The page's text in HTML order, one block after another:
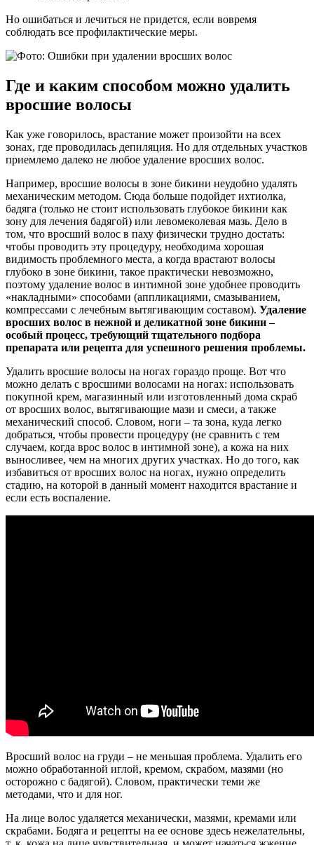
Но ошибаться и лечиться не придется, если вовремя
соблюдать все профилактические меры.
Где и каким способом можно удалить
вросшие волосы
Как уже говорилось, врастание может произойти на всех
зонах, где проводилась депиляция. Но для отдельных участков
приемлемо далеко не любое удаление вросших волос.
Например, вросшие волосы в зоне бикини неудобно удалять
механическим методом. Сюда больше подойдет ихтиолка,
бадяга (только не стоит использовать глубокое бикини как
зону для лечения бадягой) или левомеколевая мазь. Дело в
том, что вросший волос в паху физически трудно достать:
чтобы проводить эту процедуру, необходима хорошая
видимость проблемного места, а когда врастают волосы
глубоко в зоне бикини, такое практически невозможно,
поэтому удаление волос в интимной зоне удобнее проводить
«накладными» способами (аппликациями, смазыванием,
компрессами с лечебным вытягивающим составом). Удаление
вросших волос в нежной и деликатной зоне бикини –
особый процесс, требующий тщательного подбора
препарата или рецепта для успешного решения проблемы.
Удалить вросшие волосы на ногах гораздо проще. Вот что
можно делать с вросшими волосами на ногах: использовать
покупной крем, магазинный или изготовленный дома скраб
от вросших волос, вытягивающие мази и смеси, а также
механический способ. Словом, ноги – та зона, куда легко
добраться, чтобы провести процедуру (не сравнить с тем
случаем, когда врос волос в интимной зоне), а кожа на них
выносливее, чем на многих других участках. Но до того, как
избавиться от вросших волос на ногах, нужно определить
стадию, на которой в данный момент находится врастание и
если есть воспаление.
Вросший волос на груди – не меньшая проблема. Удалить его
можно обработанной иглой, кремом, скрабом, мазями (но
осторожно с бадягой). Словом, практически теми же
методами, что и для ног.
На лице волос удаляется механически, мазями, кремами или
скрабами. Бодяга и рецепты на ее основе здесь нежелательны,